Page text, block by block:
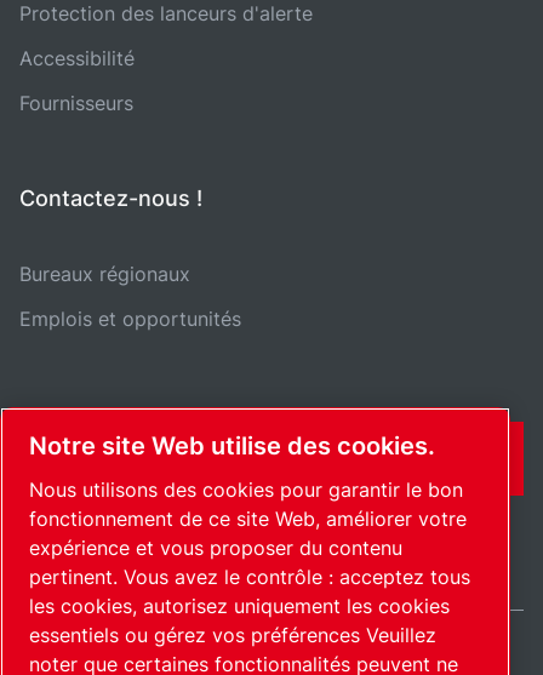
Protection des lanceurs d'alerte
Accessibilité
Fournisseurs
Contactez-nous !
Bureaux régionaux
Emplois et opportunités
CONTACT
France / FR
Notre site Web utilise des cookies.
Nous utilisons des cookies pour garantir le bon
fonctionnement de ce site Web, améliorer votre
expérience et vous proposer du contenu
pertinent. Vous avez le contrôle : acceptez tous
les cookies, autorisez uniquement les cookies
essentiels ou gérez vos préférences Veuillez
noter que certaines fonctionnalités peuvent ne